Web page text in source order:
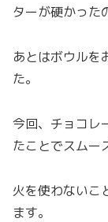
ターが硬かった
あとはボウルを
た。
今回、チョコレ
たことでスムー
火を使わないこ
ます。